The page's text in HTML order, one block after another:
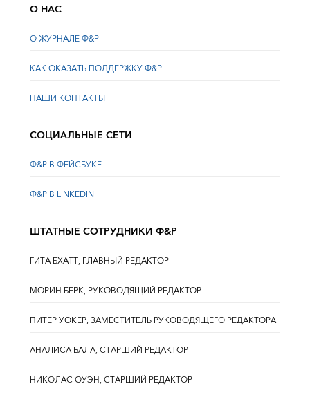
О НАС
О ЖУРНАЛЕ Ф&Р
КАК ОКАЗАТЬ ПОДДЕРЖКУ Ф&Р
НАШИ КОНТАКТЫ
СОЦИАЛЬНЫЕ СЕТИ
Ф&Р В ФЕЙСБУКЕ
Ф&Р В LINKEDIN
ШТАТНЫЕ СОТРУДНИКИ Ф&Р
ГИТА БХАТТ, ГЛАВНЫЙ РЕДАКТОР
МОРИН БЕРК, РУКОВОДЯЩИЙ РЕДАКТОР
ПИТЕР УОКЕР, ЗАМЕСТИТЕЛЬ РУКОВОДЯЩЕГО РЕДАКТОРА
АНАЛИСА БАЛА, СТАРШИЙ РЕДАКТОР
НИКОЛАС ОУЭН, СТАРШИЙ РЕДАКТОР